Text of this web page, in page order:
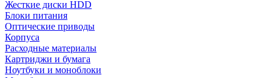
Жесткие диски HDD
Блоки питания
Оптические приводы
Корпуса
Расходные материалы
Картриджи и бумага
Ноутбуки и моноблоки